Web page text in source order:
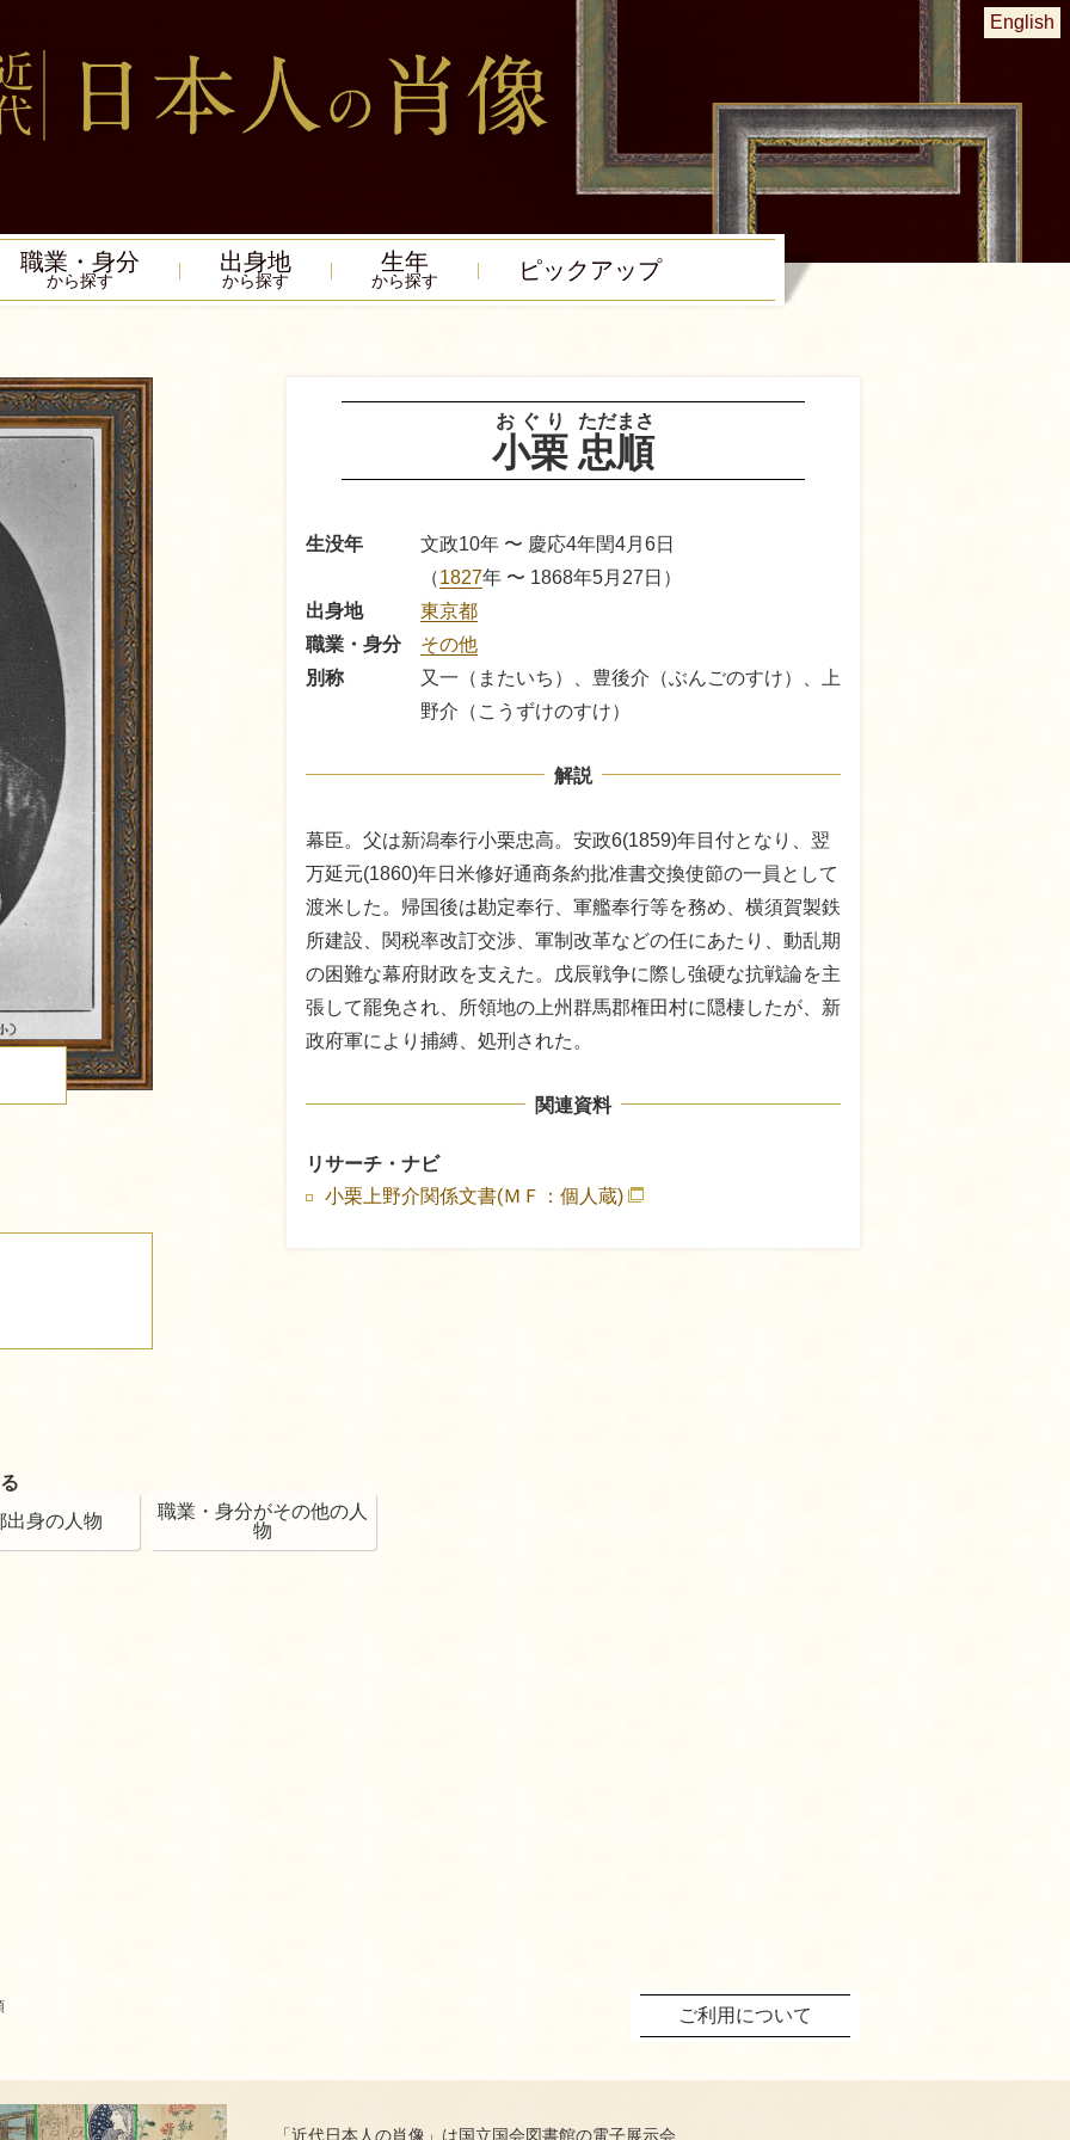
English
職業・身分
から探す
出身地
から探す
生年
から探す ピック アップ
小栗
おぐり
忠順
ただまさ
生没年
文政10年 〜 慶応4年閏4月6日
（1827年 〜 1868年5月27日）
出身地
東京都
職業・身分
その他
別称
又一（またいち）、豊後介（ぶんごのすけ）、上
野介（こうずけのすけ）
解説
幕臣。父は新潟奉行小栗忠高。安政6(1859)年目付となり、翌
万延元(1860)年日米修好通商条約批准書交換使節の一員として
渡米した。帰国後は勘定奉行、軍艦奉行等を務め、横須賀製鉄
所建設、関税率改訂交渉、軍制改革などの任にあたり、動乱期
の困難な幕府財政を支えた。戊辰戦争に際し強硬な抗戦論を主
張して罷免され、所領地の上州群馬郡権田村に隠棲したが、新
政府軍により捕縛、処刑された。
関連資料
リサーチ・ナビ
小栗上野介関係文書(ＭＦ：個人蔵)
出身の人物
職業・身分がその他の人
物
ご利用について
「近代日本人の肖像」は国立国会図書館の電子展示会